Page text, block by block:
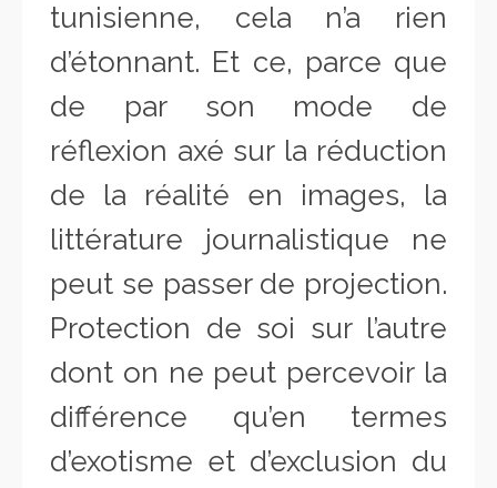
tunisienne, cela n’a rien
d’étonnant. Et ce, parce que
de par son mode de
réflexion axé sur la réduction
de la réalité en images, la
littérature journalistique ne
peut se passer de projection.
Protection de soi sur l’autre
dont on ne peut percevoir la
différence qu’en termes
d’exotisme et d’exclusion du